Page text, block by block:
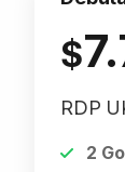
$
RDP
2 Go